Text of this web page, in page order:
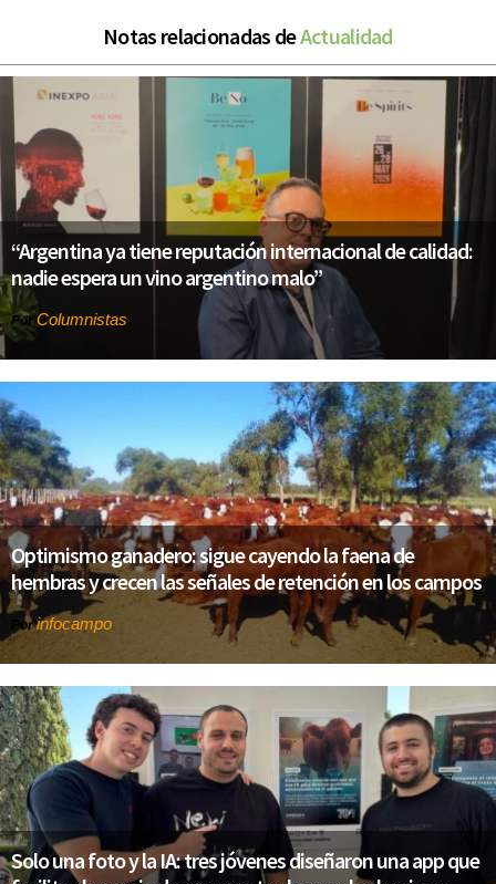
Notas relacionadas deActualidad
“Argentina ya tiene reputación internacional de calidad:
nadie espera un vino argentino malo”
Por Columnistas
Optimismo ganadero: sigue cayendo la faena de
hembras y crecen las señales de retención en los campos
Porinfocampo
Solo una foto y la IA: tres jóvenes diseñaron una app que